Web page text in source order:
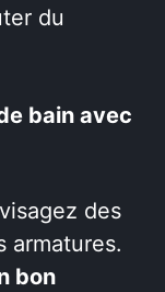
du
bain avec
des
armatures.
bon